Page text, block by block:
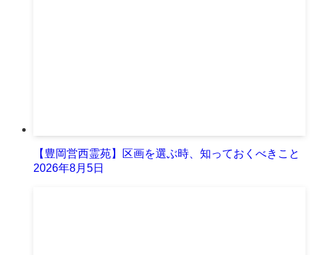
【豊岡営西霊苑】区画を選ぶ時、知っておくべきこと
2026年8月5日